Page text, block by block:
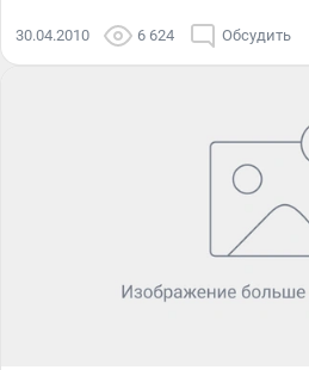
30.04.2010 6 624 Обсудить